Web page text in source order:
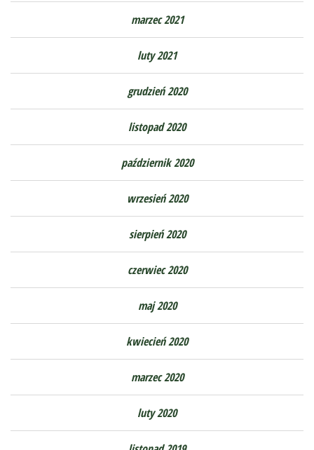
marzec 2021
luty 2021
grudzień 2020
listopad 2020
październik 2020
wrzesień 2020
sierpień 2020
czerwiec 2020
maj 2020
kwiecień 2020
marzec 2020
luty 2020